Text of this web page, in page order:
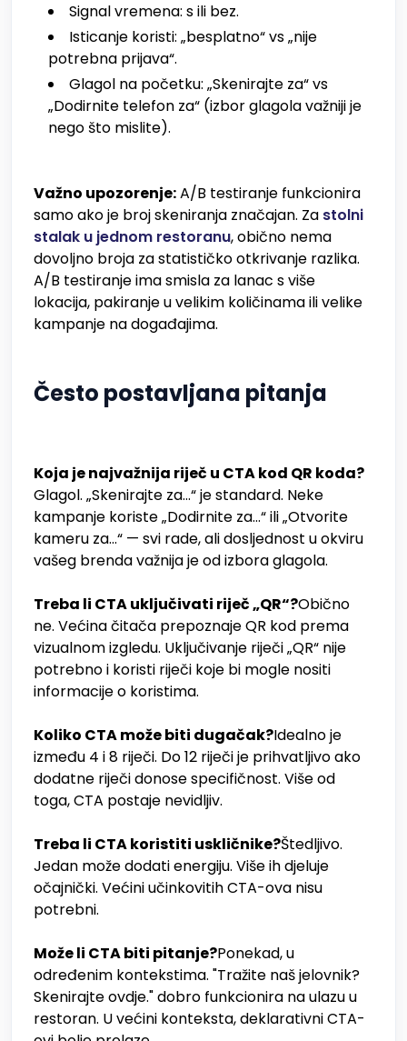
Signal vremena: s ili bez.
Isticanje koristi: „besplatno“ vs „nije
potrebna prijava“.
Glagol na početku: „Skenirajte za“ vs
„Dodirnite telefon za“ (izbor glagola važniji je
nego što mislite).
Važno upozorenje:A/B testiranje funkcionira
samo ako je broj skeniranja značajan. Za stolni
stalak u jednom restoranu, obično nema
dovoljno broja za statističko otkrivanje razlika.
A/B testiranje ima smisla za lanac s više
lokacija, pakiranje u velikim količinama ili velike
kampanje na događajima.
Često postavljana pitanja
Koja je najvažnija riječ u CTA kod QR koda?
Glagol. „Skenirajte za...“ je standard. Neke
kampanje koriste „Dodirnite za...“ ili „Otvorite
kameru za...“ — svi rade, ali dosljednost u okviru
vašeg brenda važnija je od izbora glagola.
Treba li CTA uključivati riječ „QR“?Obično
ne. Većina čitača prepoznaje QR kod prema
vizualnom izgledu. Uključivanje riječi „QR“ nije
potrebno i koristi riječi koje bi mogle nositi
informacije o koristima.
Koliko CTA može biti dugačak?Idealno je
između 4 i 8 riječi. Do 12 riječi je prihvatljivo ako
dodatne riječi donose specifičnost. Više od
toga, CTA postaje nevidljiv.
Treba li CTA koristiti uskličnike?Štedljivo.
Jedan može dodati energiju. Više ih djeluje
očajnički. Većini učinkovitih CTA-ova nisu
potrebni.
Može li CTA biti pitanje?Ponekad, u
određenim kontekstima. "Tražite naš jelovnik?
Skenirajte ovdje." dobro funkcionira na ulazu u
restoran. U većini konteksta, deklarativni CTA-